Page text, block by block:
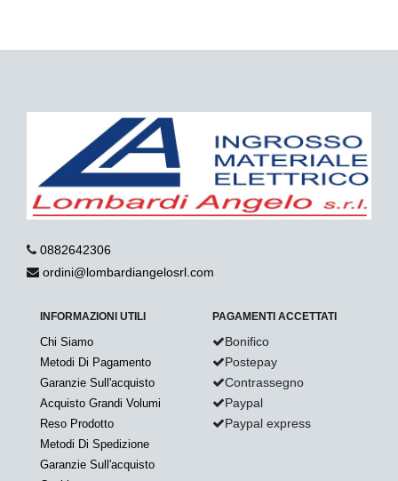
0882642306
ordini@lombardiangelosrl.com
INFORMAZIONI UTILI
Chi Siamo
Metodi Di Pagamento
Garanzie Sull'acquisto
Acquisto Grandi Volumi
Reso Prodotto
Metodi Di Spedizione
Garanzie Sull'acquisto
PAGAMENTI ACCETTATI
Bonifico
Postepay
Contrassegno
Paypal
Paypal express